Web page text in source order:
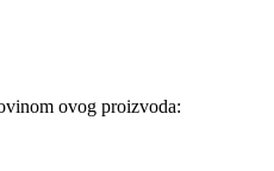
ovog proizvoda: